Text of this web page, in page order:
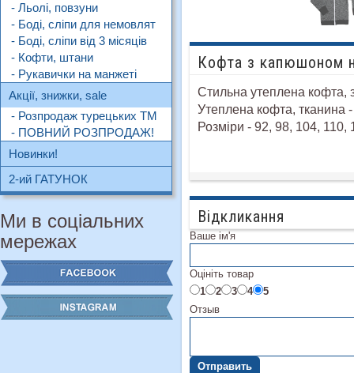
- Льолі, повзуни
- Боді, сліпи для немовлят
- Боді, сліпи від 3 місяців
- Кофти, штани
- Рукавички на манжеті
Акції, знижки, sale
- Розпродаж турецьких ТМ
- ПОВНИЙ РОЗПРОДАЖ!
Новинки!
2-ий ГАТУНОК
Ми в соціальних
мережах
Кофта з капюшоном
Стильна утеплена кофта,
Утеплена кофта, тканина
Розміри - 92, 98, 104, 110,
Відкликання
Ваше ім'я
Оцініть товар
1
2 3 4
5
Отзыв
Отправить